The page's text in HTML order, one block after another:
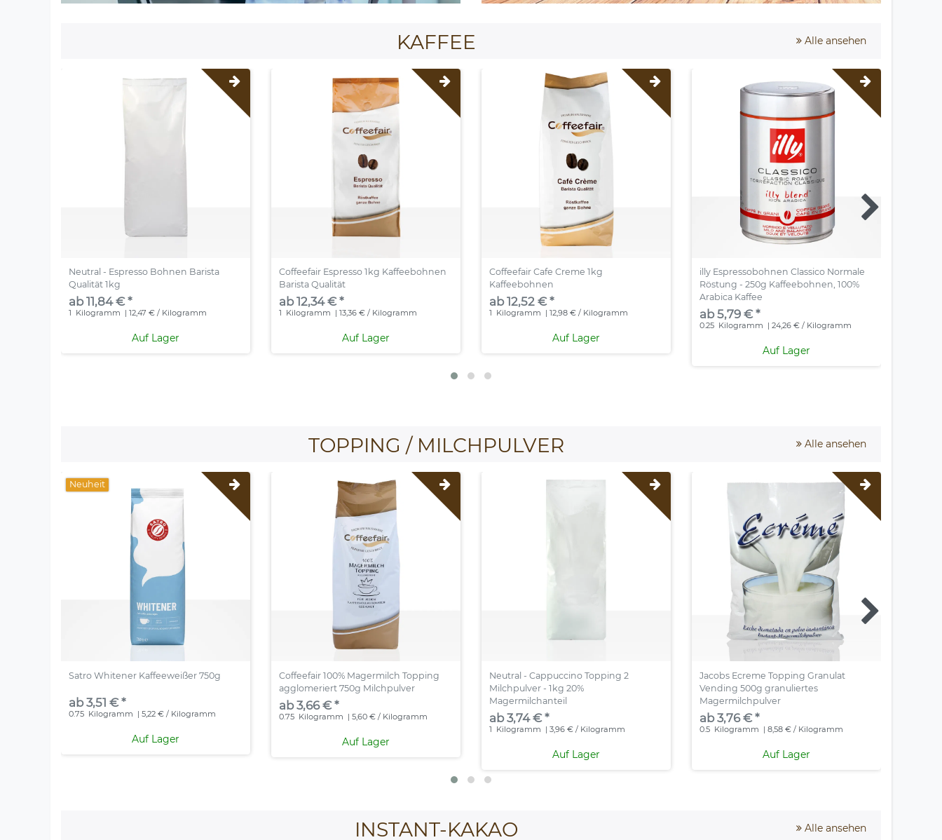
KAFFEE Alle ansehen
Neutral - Espresso Bohnen Barista
Qualität 1kg
ab 11,84 € *
1 Kilogramm | 12,47 € / Kilogramm
Auf Lager
Coffeefair Espresso 1kg Kaffeebohnen
Barista Qualität
ab 12,34 € *
1 Kilogramm | 13,36 € / Kilogramm
Auf Lager
Coffeefair Cafe Creme 1kg
Kaffeebohnen
ab 12,52 € *
1 Kilogramm | 12,98 € / Kilogramm
Auf Lager
illy Espressobohnen Classico Normale
Röstung - 250g Kaffeebohnen, 100%
Arabica Kaffee
ab 5,79 € *
0.25 Kilogramm | 24,26 € / Kilogramm
Auf Lager
TOPPING / MILCHPULVER Alle ansehen
Neuheit
Satro Whitener Kaffeeweißer 750g
ab 3,51 € *
0.75 Kilogramm | 5,22 € / Kilogramm
Auf Lager
Coffeefair 100% Magermilch Topping
agglomeriert 750g Milchpulver
ab 3,66 € *
0.75 Kilogramm | 5,60 € / Kilogramm
Auf Lager
Neutral - Cappuccino Topping 2
Milchpulver - 1kg 20%
Magermilchanteil
ab 3,74 € *
1 Kilogramm | 3,96 € / Kilogramm
Auf Lager
Jacobs Ecreme Topping Granulat
Vending 500g granuliertes
Magermilchpulver
ab 3,76 € *
0.5 Kilogramm | 8,58 € / Kilogramm
Auf Lager
INSTANT-KAKAO Alle ansehen